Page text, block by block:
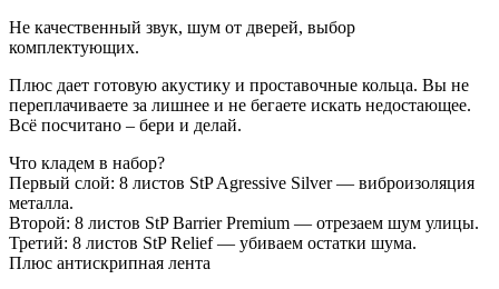
Не качественный звук, шум от дверей, выбор
комплектующих.
Плюс дает готовую акустику и проставочные кольца. Вы не
переплачиваете за лишнее и не бегаете искать недостающее.
Всё посчитано – бери и делай.
Что кладем в набор?
Первый слой: 8 листов StP Agressive Silver — виброизоляция
металла.
Второй: 8 листов StP Barrier Premium — отрезаем шум улицы.
Третий: 8 листов StP Relief — убиваем остатки шума.
Плюс антискрипная лента